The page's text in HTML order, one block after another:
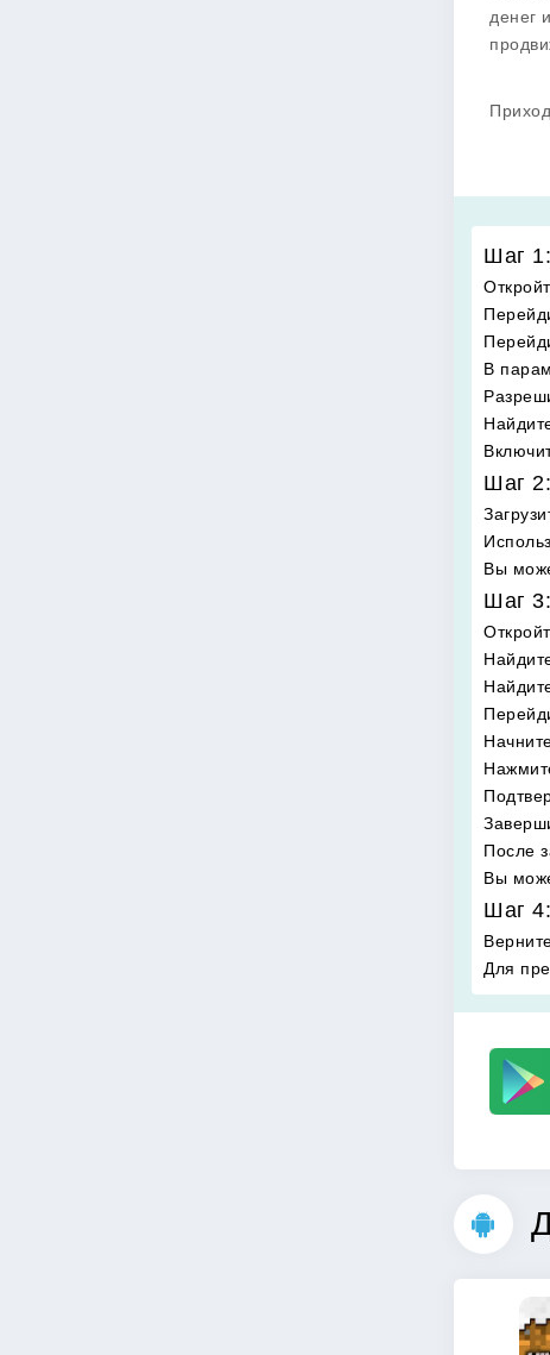
денег
Шаг
В
Шаг
Вы
Шаг
После
Вы
Шаг
Для